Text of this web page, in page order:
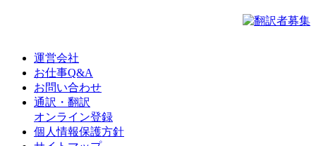
運営会社
お仕事Q&A
お問い合わせ
通訳・翻訳
オンライン登録
個人情報保護方針